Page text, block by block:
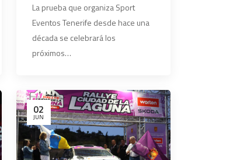
Laguna – Trofeo Worten
La prueba que organiza Sport
Eventos Tenerife desde hace una
década se celebrará los
próximos…
02
JUN